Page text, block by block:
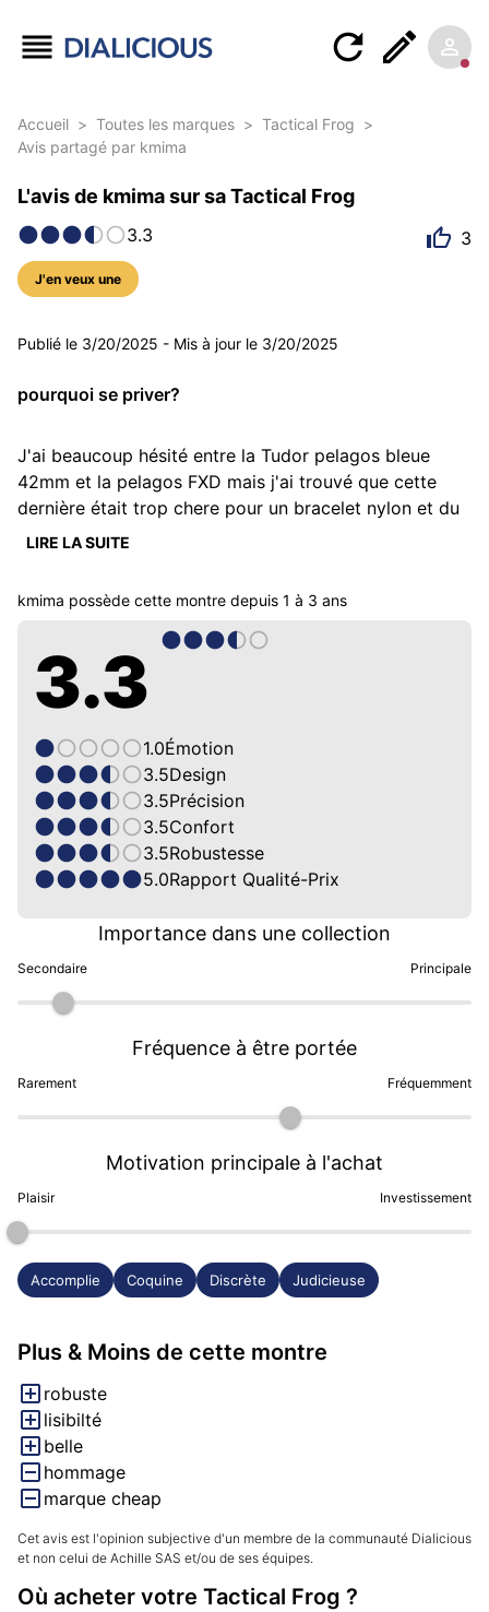
Accueil > Toutes les marques > Tactical Frog >
Avis partagé par kmima
L'avis de kmima sur sa Tactical Frog
3.3
J'en veux une
3
5 photos
Publié le 3/20/2025 - Mis à jour le 3/20/2025
pourquoi se priver?
J'ai beaucoup hésité entre la Tudor pelagos bleue
42mm et la pelagos FXD mais j'ai trouvé que cette
dernière était trop chere pour un bracelet nylon et du
coup ça m'ennuyait de pas l'avoir .....
quasiment le même produit pour 200 % du tarif en
moins ça aurait été peut-être une autre histoire avec
un bracelet acier en tout cas je regrette pas pour
l'utilisation que j'en fais
LIRE LA SUITE
kmima possède cette montre depuis 1 à 3 ans
3.3
1.0Émotion
3.5Design
3.5Précision
3.5Confort
3.5Robustesse
5.0Rapport Qualité-Prix
Secondaire
Importance dans une collection
Principale
Rarement
Fréquence à être portée
Fréquemment
Plaisir
Motivation principale à l'achat
Investissement
Accomplie Coquine Discrète Judicieuse
Plus & Moins de cette montre
robuste
lisibilté
belle
hommage
marque cheap
Cet avis est l'opinion subjective d'un membre de la communauté Dialicious
et non celui de Achille SAS et/ou de ses équipes.
Où acheter votre Tactical Frog ?